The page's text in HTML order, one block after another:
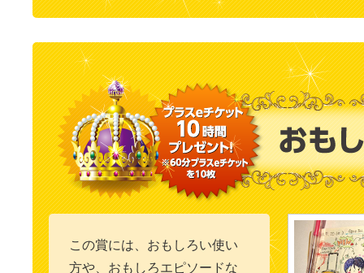
この賞には、おもしろい使い
方や、おもしろエピソードな